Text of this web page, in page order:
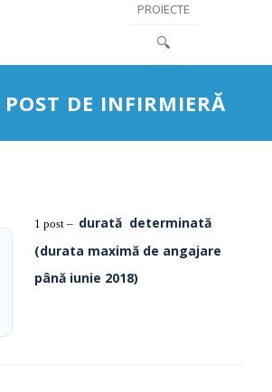
PROIECTE
🔍
DE INFIRMIERĂ
1 post – durată determinată
(durata maximă de angajare
până iunie 2018)